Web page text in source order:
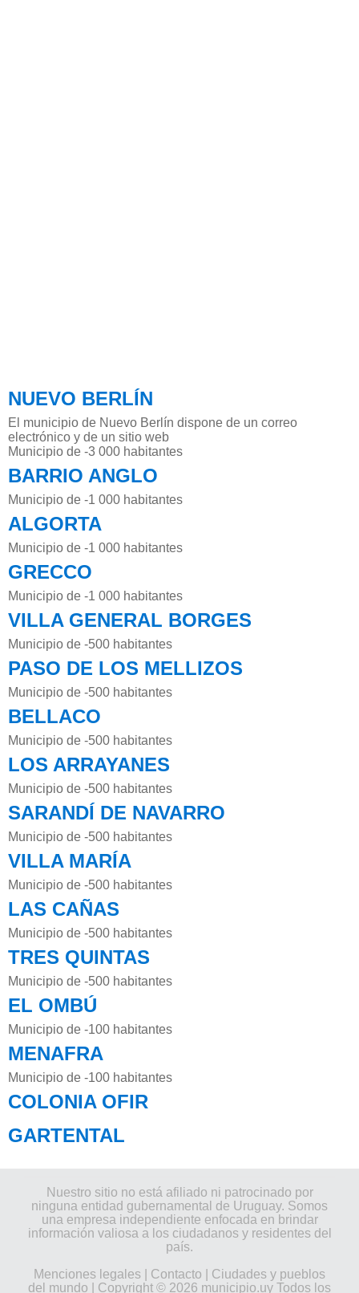
NUEVO BERLÍN
El municipio de Nuevo Berlín dispone de un correo
electrónico y de un sitio web
Municipio de -3 000 habitantes
BARRIO ANGLO
Municipio de -1 000 habitantes
ALGORTA
Municipio de -1 000 habitantes
GRECCO
Municipio de -1 000 habitantes
VILLA GENERAL BORGES
Municipio de -500 habitantes
PASO DE LOS MELLIZOS
Municipio de -500 habitantes
BELLACO
Municipio de -500 habitantes
LOS ARRAYANES
Municipio de -500 habitantes
SARANDÍ DE NAVARRO
Municipio de -500 habitantes
VILLA MARÍA
Municipio de -500 habitantes
LAS CAÑAS
Municipio de -500 habitantes
TRES QUINTAS
Municipio de -500 habitantes
EL OMBÚ
Municipio de -100 habitantes
MENAFRA
Municipio de -100 habitantes
COLONIA OFIR
GARTENTAL
Nuestro sitio no está afiliado ni patrocinado por
ninguna entidad gubernamental de Uruguay. Somos
una empresa independiente enfocada en brindar
información valiosa a los ciudadanos y residentes del
país.
Menciones legales
Contacto
Ciudades y pueblos
del mundo | Copyright © 2026 municipio.uy Todos los